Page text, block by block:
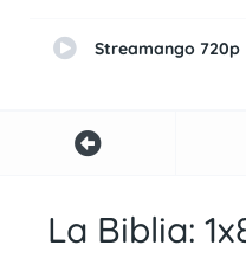
Streamango 720p
La Biblia: